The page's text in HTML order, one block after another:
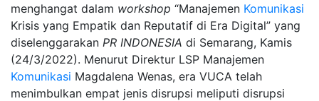
menghangat dalam workshop “Manajemen Komunikasi
Krisis yang Empatik dan Reputatif di Era Digital” yang
diselenggarakan PR INDONESIA di Semarang, Kamis
(24/3/2022). Menurut Direktur LSP Manajemen
Komunikasi Magdalena Wenas, era VUCA telah
menimbulkan empat jenis disrupsi meliputi disrupsi